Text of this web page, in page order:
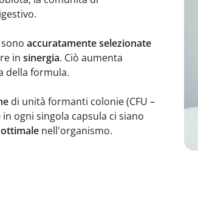
accuratamente selezionate
in sinergia. Ciò aumenta
della formula.
di unità formanti colonie (CFU –
ogni singola capsula ci siano
ottimale nell'organismo.